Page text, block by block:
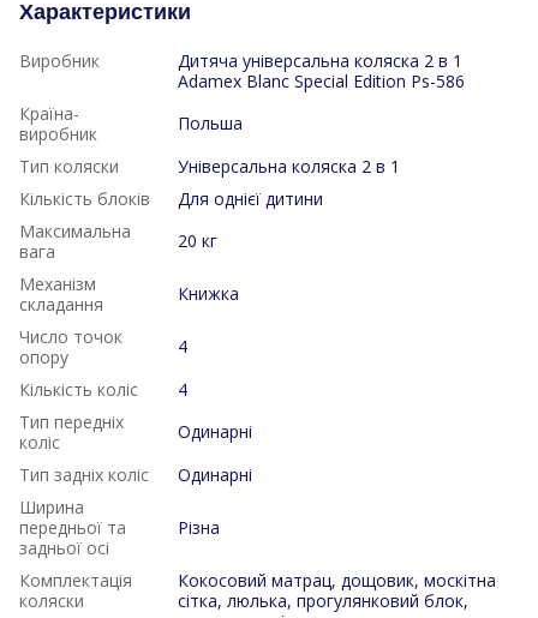
Характеристики
Виробник
Дитяча універсальна коляска 2 в 1
Adamex Blanc Special Edition Ps-586
Країна-
виробник
Польша
Тип коляски
Універсальна коляска 2 в 1
Кількість блоків
Для однієї дитини
Максимальна
вага
20 кг
Механізм
складання
Книжка
Число точок
опору
4
Кількість коліс
4
Тип передніх
коліс
Одинарні
Тип задніх коліс
Одинарні
Ширина
передньої та
задньої осі
Різна
Комплектація
коляски
Кокосовий матрац, дощовик, москітна
сітка, люлька, прогулянковий блок,